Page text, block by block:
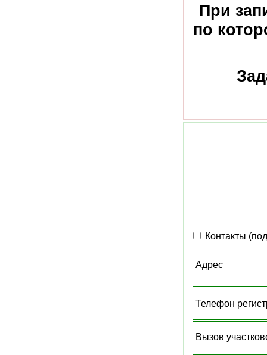
При
по
Контакты
Адрес
Телефон
Вызов